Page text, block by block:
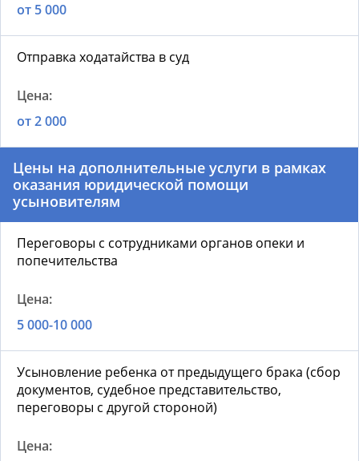
от 5 000
Отправка ходатайства в суд
от 2 000
Цены на дополнительные услуги в рамках
оказания юридической помощи
усыновителям
Переговоры с сотрудниками органов опеки и
попечительства
5 000-10 000
Усыновление ребенка от предыдущего брака (сбор
документов, судебное представительство,
переговоры с другой стороной)